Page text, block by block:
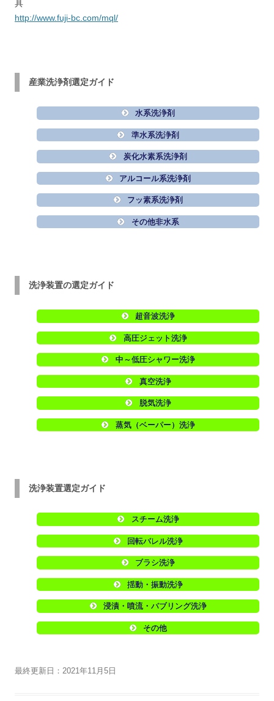
具
http://www.fuji-bc.com/mql/
産業洗浄剤選定ガイド
水系洗浄剤
準水系洗浄剤
炭化水素系洗浄剤
アルコール系洗浄剤
フッ素系洗浄剤
その他非水系
洗浄装置の選定ガイド
超音波洗浄
高圧ジェット洗浄
中～低圧シャワー洗浄
真空洗浄
脱気洗浄
蒸気（ベーパー）洗浄
洗浄装置選定ガイド
スチーム洗浄
回転バレル洗浄
ブラシ洗浄
揺動・振動洗浄
浸漬・噴流・バブリング洗浄
その他
最終更新日：2021年11月5日